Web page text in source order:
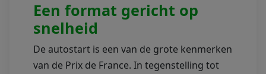
Een format gericht op
snelheid
De autostart is een van de grote kenmerken
van de Prix de France. In tegenstelling tot